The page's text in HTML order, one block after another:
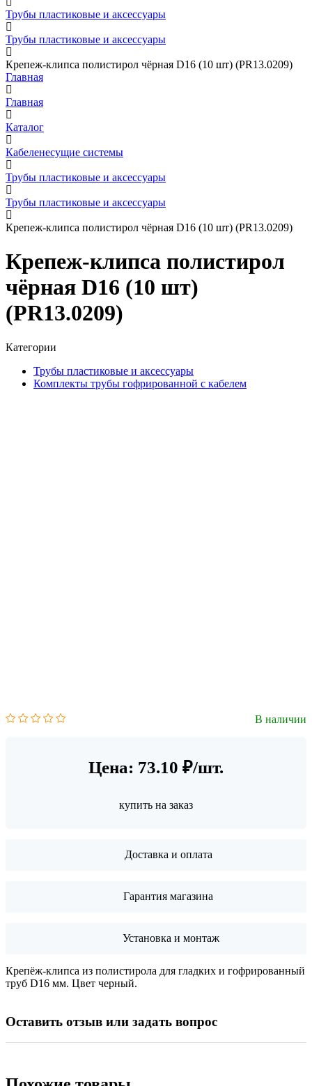
Трубы пластиковые и аксессуары
Трубы пластиковые и аксессуары
Крепеж-клипса полистирол чёрная D16 (10 шт) (PR13.0209)
Главная
Главная
Каталог
Кабеленесущие системы
Трубы пластиковые и аксессуары
Трубы пластиковые и аксессуары
Крепеж-клипса полистирол чёрная D16 (10 шт) (PR13.0209)
Крепеж-клипса полистирол
чёрная D16 (10 шт)
(PR13.0209)
Категории
Трубы пластиковые и аксессуары
Комплекты трубы гофрированной с кабелем
В наличии
Цена: 73.10 ₽/шт.
купить на заказ
Доставка и оплата
Гарантия магазина
Установка и монтаж
Крепёж-клипса из полистирола для гладких и гофрированный
труб D16 мм. Цвет черный.
Оставить отзыв или задать вопрос